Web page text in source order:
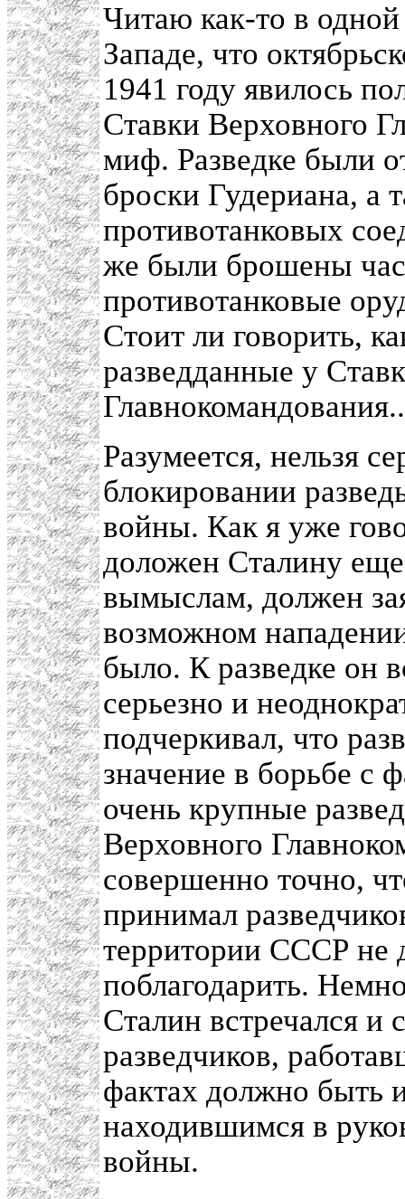
Читаю как-то в
Западе, что
1941 году явилось
Ставки Верховного
миф. Разведке были
броски Гудериана, а
противотанковых
же были брошены
противотанковые
Стоит ли говорить,
разведданные у
Разумеется, нельзя
блокировании
войны. Как я уже
доложен Сталину
вымыслам, должен
возможном
было. К разведке он
серьезно и
подчеркивал, что
значение в борьбе с
очень крупные
Верховного
совершенно точно,
принимал
территории СССР не
поблагодарить.
Сталин встречался и
разведчиков,
фактах должно быть
находившимся в
войны.